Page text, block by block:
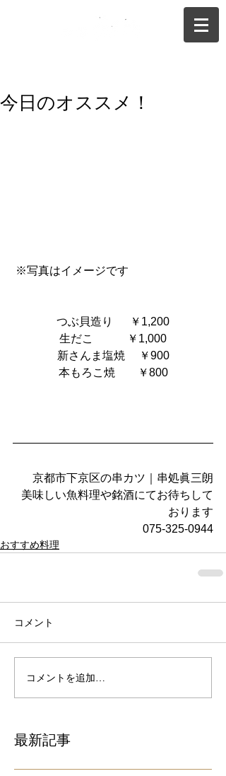
今日のオススメ！
※写真はイメージです
つぶ貝造り      ￥1,200
生だこ            ￥1,000
新さんま塩焼     ￥900
本もろこ焼        ￥800
京都市下京区の串カツ｜串処眞三朗
美味しい魚料理や銘酒にてお待ちして
おります
075-325-0944
おすすめ料理
コメント
コメントを追加…
最新記事